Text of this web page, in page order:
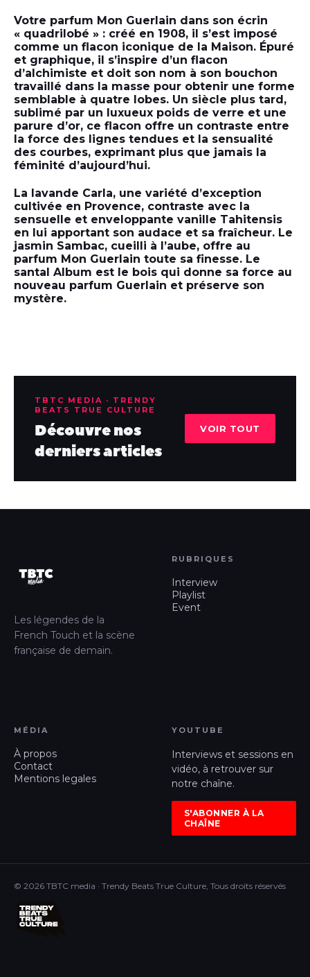
Votre parfum Mon Guerlain dans son écrin
« quadrilobé » : créé en 1908, il s’est imposé
comme un flacon iconique de la Maison. Épuré
et graphique, il s’inspire d’un flacon
d’alchimiste et doit son nom à son bouchon
travaillé dans la masse pour obtenir une forme
semblable à quatre lobes. Un siècle plus tard,
sublimé par un luxueux poids de verre et une
parure d’or, ce flacon offre un contraste entre
la force des lignes tendues et la sensualité
des courbes, exprimant plus que jamais la
féminité d’aujourd’hui.
La lavande Carla, une variété d’exception
cultivée en Provence, contraste avec la
sensuelle et enveloppante vanille Tahitensis
en lui apportant son audace et sa fraîcheur. Le
jasmin Sambac, cueilli à l’aube, offre au
parfum Mon Guerlain toute sa finesse. Le
santal Album est le bois qui donne sa force au
nouveau parfum Guerlain et préserve son
mystère.
TBTC MEDIA · TRENDY
BEATS TRUE CULTURE
Découvre nos
derniers articles
VOIR TOUT
Les légendes de la
French Touch et la scène
française de demain.
RUBRIQUES
Interview
Playlist
Event
MÉDIA
À propos
Contact
Mentions legales
YOUTUBE
Interviews et sessions en
vidéo, à retrouver sur
notre chaîne.
S'ABONNER À LA
CHAÎNE
© 2026 TBTC media · Trendy Beats True Culture, Tous droits réservés